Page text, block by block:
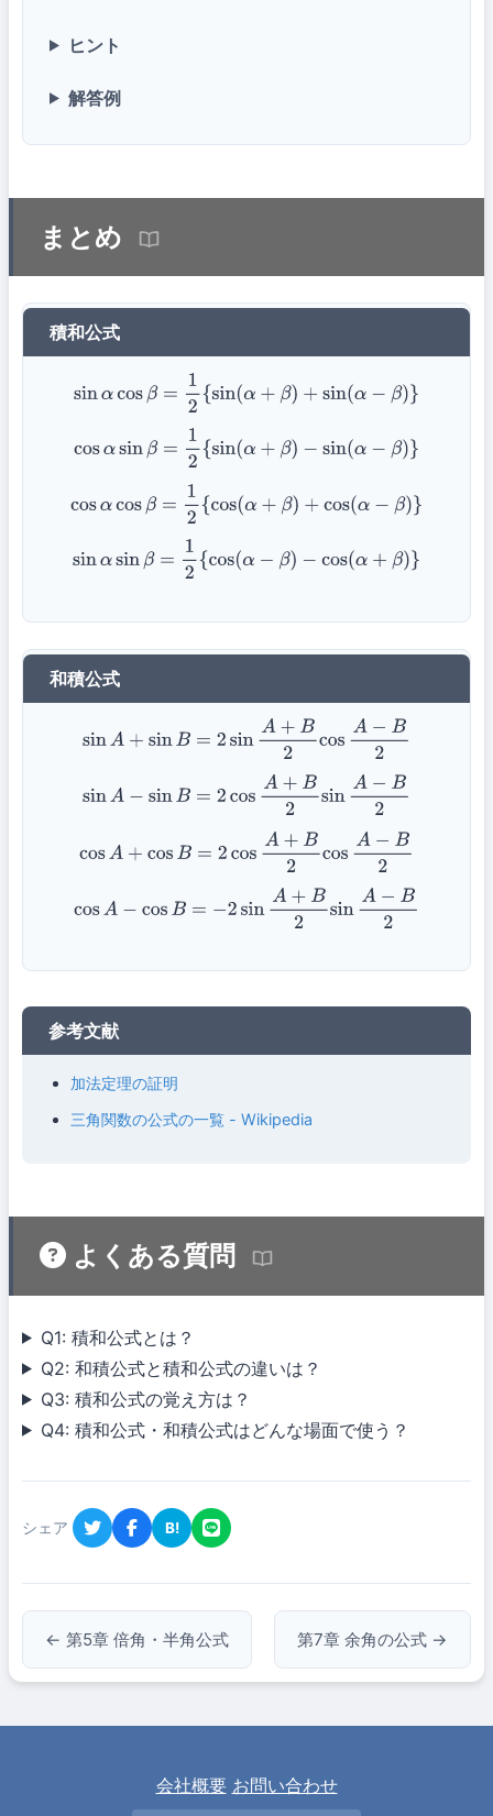
ヒント
解答例
まとめ
積和公式
sin α cos β= 12{sin( + β)+ sin (α−β)}
cosαsin β= 12{sin( + β)− (α−β)}
cos αcos β= 12{cos( + β)+ cos(α−β)
sin α sin = 12{cos(α )− cos(α+β)}
和積公式
sinA+ sin =2 sinA +B 2cos A−B 2
sinA− sin =2 cos A+B2sin A−B 2
cosA+ cos =2 cos A+ B2 cosA− B2
cosA−cos −2sin A+B2sin A−B 2
参考文献
加法定理の証明
三角関数の公式の一覧 - Wikipedia
よくある質問
Q1: 積和公式とは？
Q2: 和積公式と積和公式の違いは？
Q3: 積和公式の覚え方は？
Q4: 積和公式・和積公式はどんな場面で使う？
シェア B!
← 第5章 倍角・半角公式 第7章 余角の公式 →
会社概要 お問い合わせ